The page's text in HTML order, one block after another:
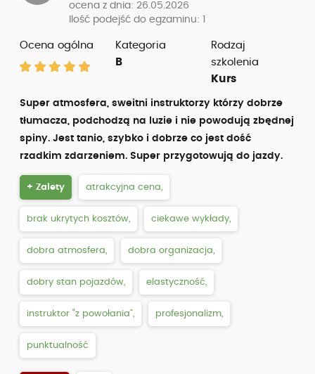
ocena z dnia: 26.05.2026
Ilość podejść do egzaminu: 1
Ocena ogólna
Kategoria
B
Rodzaj
szkolenia
Kurs
Super atmosfera, sweitni instruktorzy którzy dobrze
tłumacza, podchodzą na luzie i nie powodują zbędnej
spiny. Jest tanio, szybko i dobrze co jest dość
rzadkim zdarzeniem. Super przygotowują do jazdy.
+ Zalety atrakcyjna cena,
brak ukrytych kosztów, ciekawe wykłady,
dobra atmosfera, dobra organizacja,
dobry stan pojazdów, elastyczność,
instruktor “z powołania”, profesjonalizm,
punktualność